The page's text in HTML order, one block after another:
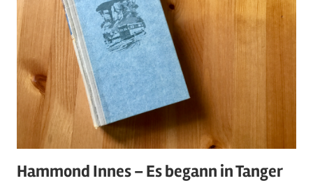
Hammond Innes – Es begann in Tanger